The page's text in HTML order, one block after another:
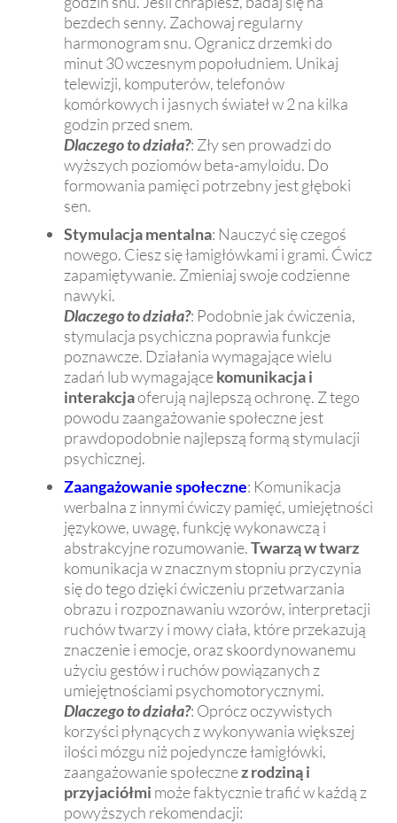
bezdech senny. Zachowaj regularny
harmonogram snu. Ogranicz drzemki do
minut 30 wczesnym popołudniem. Unikaj
telewizji, komputerów, telefonów
komórkowych i jasnych świateł w 2 na kilka
godzin przed snem.
Dlaczego to działa?: Zły sen prowadzi do
wyższych poziomów beta-amyloidu. Do
formowania pamięci potrzebny jest głęboki
sen.
Stymulacja mentalna: Nauczyć się czegoś
nowego. Ciesz się łamigłówkami i grami. Ćwicz
zapamiętywanie. Zmieniaj swoje codzienne
nawyki.
Dlaczego to działa?: Podobnie jak ćwiczenia,
stymulacja psychiczna poprawia funkcje
poznawcze. Działania wymagające wielu
zadań lub wymagającekomunikacja i
interakcjaoferują najlepszą ochronę. Z tego
powodu zaangażowanie społeczne jest
prawdopodobnie najlepszą formą stymulacji
psychicznej.
Zaangażowanie społeczne: Komunikacja
werbalna z innymi ćwiczy pamięć, umiejętności
językowe, uwagę, funkcję wykonawczą i
abstrakcyjne rozumowanie.Twarzą w twarz
komunikacja w znacznym stopniu przyczynia
się do tego dzięki ćwiczeniu przetwarzania
obrazu i rozpoznawaniu wzorów, interpretacji
ruchów twarzy i mowy ciała, które przekazują
znaczenie i emocje, oraz skoordynowanemu
użyciu gestów i ruchów powiązanych z
umiejętnościami psychomotorycznymi.
Dlaczego to działa?: Oprócz oczywistych
korzyści płynących z wykonywania większej
ilości mózgu niż pojedyncze łamigłówki,
zaangażowanie społecznez rodziną i
przyjaciółmi może faktycznie trafić w każdą z
powyższych rekomendacji: